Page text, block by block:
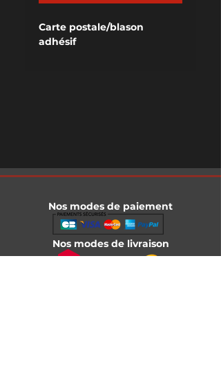
Carte postale/blason
adhésif
Nos modes de paiement
Nos modes de livraison